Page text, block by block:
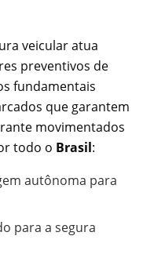
veicular atua
preventivos de
fundamentais
que garantem
movimentados
todo o Brasil:
autônoma para
para a segura